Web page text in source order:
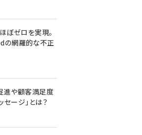
ぼゼロを実現。
の網羅的な不正
進や顧客満足度
ージ」とは？